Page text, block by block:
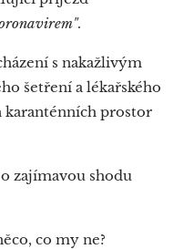
.
s nakažlivým
šetření a lékařského
karanténních prostor
zajímavou shodu
co my ne?